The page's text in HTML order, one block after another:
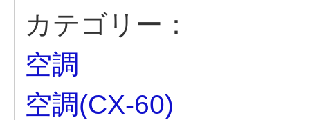
カテゴリー：
空調
空調(CX-60)